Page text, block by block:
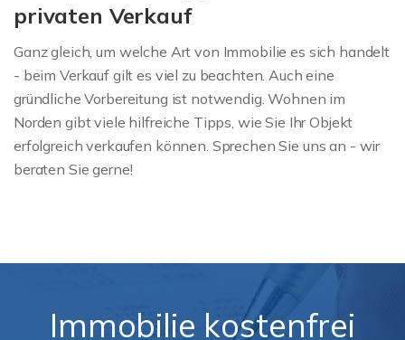
privaten Verkauf
Ganz gleich, um welche Art von Immobilie es sich handelt
- beim Verkauf gilt es viel zu beachten. Auch eine
gründliche Vorbereitung ist notwendig. Wohnen im
Norden gibt viele hilfreiche Tipps, wie Sie Ihr Objekt
erfolgreich verkaufen können. Sprechen Sie uns an - wir
beraten Sie gerne!
Immobilie kostenfrei